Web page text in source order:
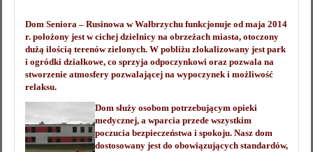
Dom Seniora – Rusinowa w Wałbrzychu funkcjonuje od maja 2014
r. położony jest w cichej dzielnicy na obrzeżach miasta, otoczony
dużą ilością terenów zielonych. W pobliżu zlokalizowany jest park
i ogródki działkowe, co sprzyja odpoczynkowi oraz pozwala na
stworzenie atmosfery pozwalającej na wypoczynek i możliwość
relaksu.
Dom służy osobom potrzebującym opieki
medycznej, a wparcia przede wszystkim
poczucia bezpieczeństwa i spokoju. Nasz dom
dostosowany jest do obowiązujących standardów,